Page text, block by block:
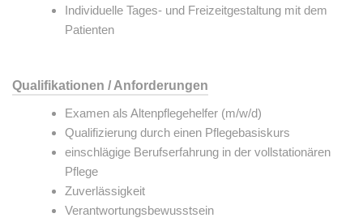
Individuelle Tages- und Freizeitgestaltung mit dem
Patienten
Qualifikationen / Anforderungen
Examen als Altenpflegehelfer (m/w/d)
Qualifizierung durch einen Pflegebasiskurs
einschlägige Berufserfahrung in der vollstationären
Pflege
Zuverlässigkeit
Verantwortungsbewusstsein